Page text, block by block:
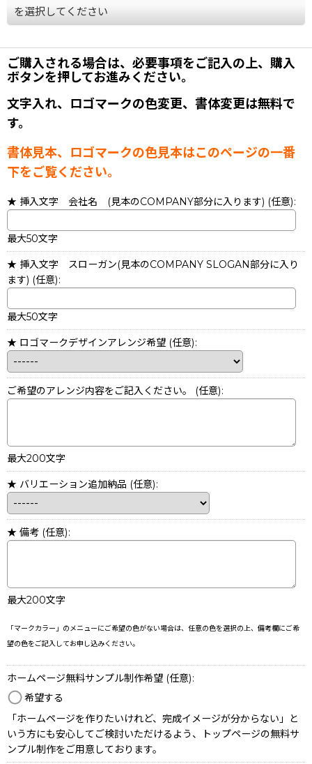
を選択してください
ご購入される場合は、必要事項をご記入の上、購入
ボタンを押してお進みください。
文字入れ、ロゴマークの色変更、書体変更は無料で
す。
書体見本、ロゴマークの色見本はこのページの一番
下をご覧ください。
★ 挿入文字 会社名 (見本のCOMPANY部分に入ります) (任意):
最大50文字
★ 挿入文字 スローガン(見本のCOMPANY SLOGAN部分に入り
ます) (任意):
最大50文字
★ ロゴマークデザインアレンジ希望 (任意):
ご希望のアレンジ内容をご記入ください。 (任意):
最大200文字
★ バリエーション追加納品 (任意):
★ 備考 (任意):
最大200文字
「マークカラー」のメニューにご希望の色がない場合は、任意の色を選択の上、備考欄にご希
望の色をご記入してお申し込みください。
ホームページ無料サンプル制作希望 (任意):
希望する
「ホームページを作りたいけれど、完成イメージが分からない」と
いう方にも安心してご検討いただけるよう、トップページの無料サ
ンプル制作をご用意しております。